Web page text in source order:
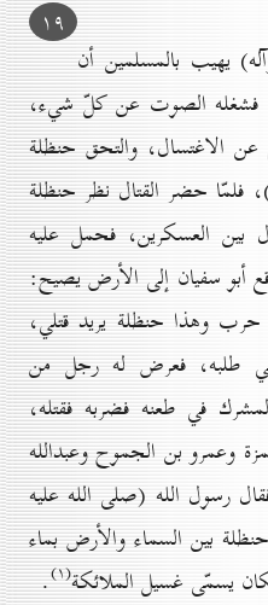
۱۹
يهيب بالمسلمين أن
فشغله الصوت عن كلّ شيء،
عن الاغتسال، والتحق حنظلة
فلمّا حضر القتال نظر حنظلة
العسكرين، فحمل عليه
أبو سفيان إلى الأرض يصيح:
حرب وهذا حنظلة يريد قتلي،
طلبه، فعرض له رجل من
في طعنه فضربه فقتله،
وعمرو بن الجموح وعبدالله
رسول الله (صلى الله عليه
بين السماء والأرضبماء
يسمّى غسيل الملائكة(۱) .